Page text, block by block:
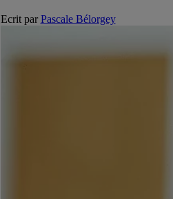
Ecrit parPascale Bélorgey